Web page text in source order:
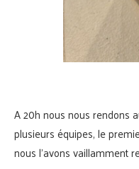
A 20h nous nous rendons
plusieurs équipes, le
nous l’avons vaillamment